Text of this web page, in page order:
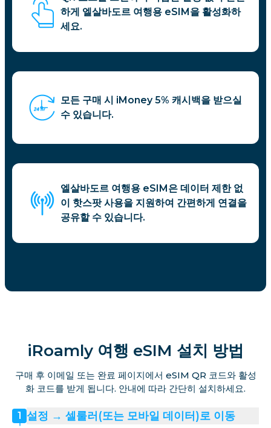
하게 엘살바도르 여행용 eSIM을 활성화하
세요.
모든 구매 시 iMoney 5% 캐시백을 받으실
수 있습니다.
엘살바도르 여행용 eSIM은 데이터 제한 없
이 핫스팟 사용을 지원하여 간편하게 연결을
공유할 수 있습니다.
iRoamly 여행 eSIM 설치 방법
구매 후 이메일 또는 완료 페이지에서 eSIM QR 코드와 활성
화 코드를 받게 됩니다. 안내에 따라 간단히 설치하세요.
1 설정 → 셀룰러(또는 모바일 데이터)로 이동